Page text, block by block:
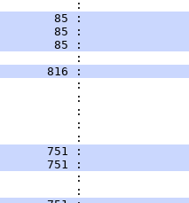
:
85 :
85 :
85 :
:
816 :
:
:
:
:
:
751 :
751 :
:
: